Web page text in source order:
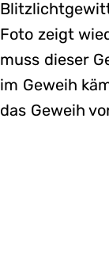
Foto zeigt
muss dieser
im Geweih
das Geweih